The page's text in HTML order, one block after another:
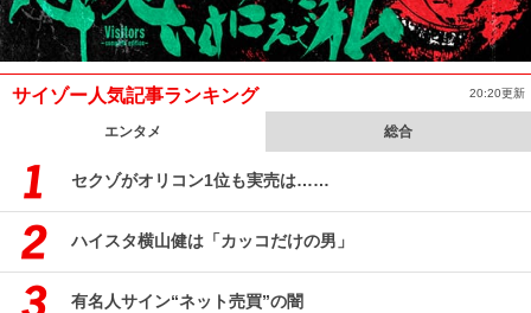
サイゾー人気記事ランキング 20:20更新
エンタメ 総合
セクゾがオリコン1位も実売は……
ハイスタ横山健は「カッコだけの男」
有名人サイン“ネット売買”の闇